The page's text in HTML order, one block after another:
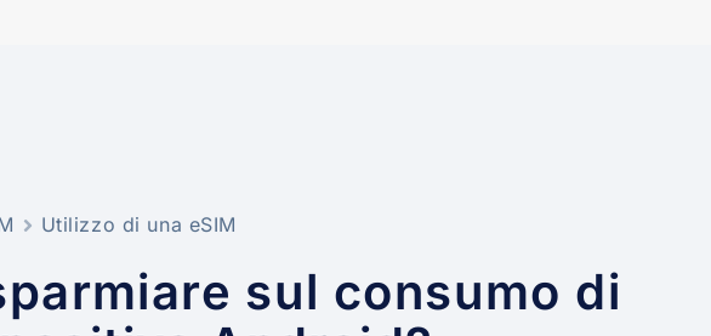
Utilizzo di una eSIM
sul consumo di